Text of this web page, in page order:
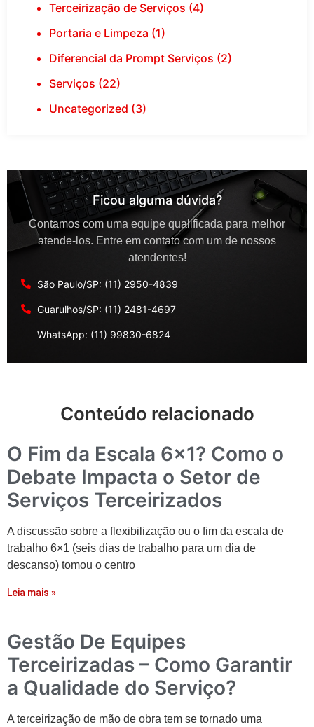
Terceirização de Serviços (4)
Portaria e Limpeza (1)
Diferencial da Prompt Serviços (2)
Serviços (22)
Uncategorized (3)
Ficou alguma dúvida?
Contamos com uma equipe qualificada para melhor
atende-los. Entre em contato com um de nossos
atendentes!
São Paulo/SP: (11) 2950-4839
Guarulhos/SP: (11) 2481-4697
WhatsApp: (11) 99830-6824
Conteúdo relacionado
O Fim da Escala 6×1? Como o
Debate Impacta o Setor de
Serviços Terceirizados
A discussão sobre a flexibilização ou o fim da escala de
trabalho 6×1 (seis dias de trabalho para um dia de
descanso) tomou o centro
Leia mais »
Gestão De Equipes
Terceirizadas – Como Garantir
a Qualidade do Serviço?
A terceirização de mão de obra tem se tornado uma